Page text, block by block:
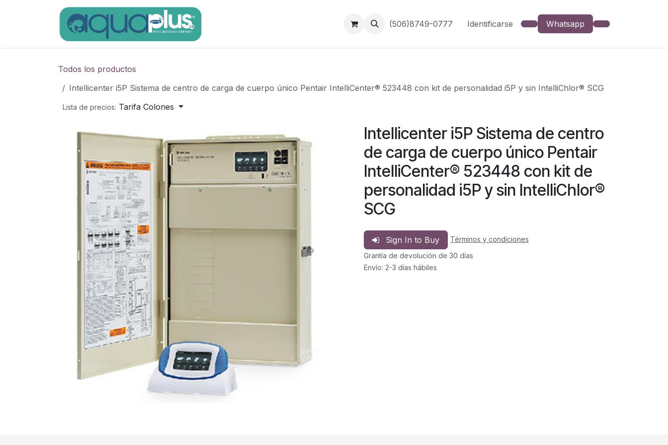
(506)8749-0777 Identificarse Whatsapp
Todos los productos
Intellicenter i5P Sistema de centro de carga de cuerpo único Pentair IntelliCenter® 523448 con kit de personalidad i5P y sin IntelliChlor® SCG
Lista de precios: Tarifa Colones
Intellicenter i5P Sistema de centro
de carga de cuerpo único Pentair
IntelliCenter® 523448 con kit de
personalidad i5P y sin IntelliChlor®
SCG
Sign In to Buy
Términos y condiciones
Grantía de devolución de 30 días
Envío: 2-3 días hábiles